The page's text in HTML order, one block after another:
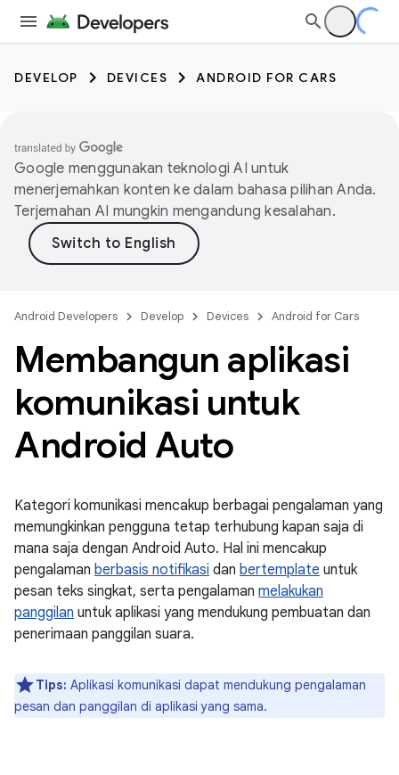
DEVELOP DEVICES ANDROID FOR CARS
Google menggunakan teknologi AI untuk
menerjemahkan konten ke dalam bahasa pilihan Anda.
Terjemahan AI mungkin mengandung kesalahan.
Android Developers Develop Devices Android for Cars
Membangun aplikasi
komunikasi untuk
Android Auto
Kategori komunikasi mencakup berbagai pengalaman yang
memungkinkan pengguna tetap terhubung kapan saja di
mana saja dengan Android Auto. Hal ini mencakup
pengalaman berbasis notifikasi dan bertemplate untuk
pesan teks singkat, serta pengalaman melakukan
panggilan untuk aplikasi yang mendukung pembuatan dan
penerimaan panggilan suara.
Tips: Aplikasi komunikasi dapat mendukung pengalaman
pesan dan panggilan di aplikasi yang sama.